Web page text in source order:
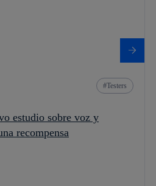
Testers
estudio sobre voz y
recompensa